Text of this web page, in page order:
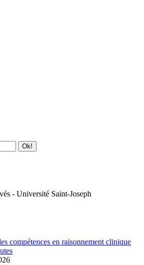
- Université Saint-Joseph
compétences en raisonnement clinique